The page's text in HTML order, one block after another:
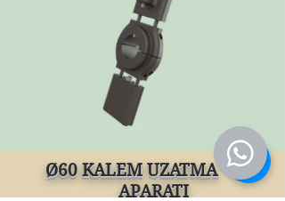
Ø60 KALEM UZATMA
APARATI